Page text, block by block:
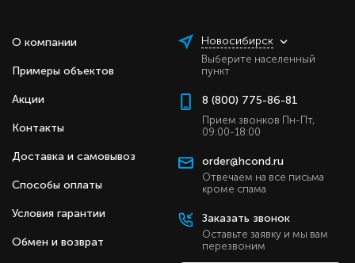
Внутренние блоки настенные Haier Leader Super
Match AS_TS6 имеют следующие особенности:
Выполнены в классическом стиле, который
будет эстетично смотреться в любом
Низкий уровень шума позволяет использовать
кондиционеры в детских и спальных комнатах.
Функция «Тёплый старт» предотвращает
подачу холодного воздуха в начале работы
блока в режиме обогрева, обеспечивая
плавный и равномерный нагрев помещения.
Режим «Комфортный сон» создаёт
оптимальные условия для отдыха,
поддерживая оптимальную температуру в
О компании
Примеры объектов
Акции
Контакты
Доставка и самовывоз
Способы оплаты
Условия гарантии
Обмен и возврат
Новосибирск
Выберите населенный
пункт
8 (800) 775-86-81
Прием звонков Пн-Пт,
09:00-18:00
order@hcond.ru
Отвечаем на все письма
кроме спама
Заказать звонок
Оставьте заявку и мы вам
перезвоним